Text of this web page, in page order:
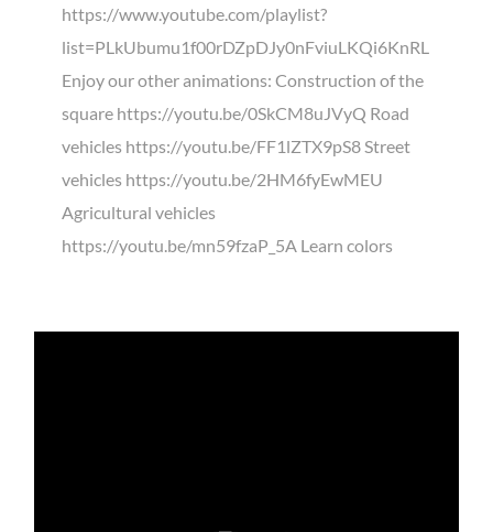
https://www.youtube.com/playlist?
list=PLkUbumu1f00rDZpDJy0nFviuLKQi6KnRL
Enjoy our other animations: Construction of the
square https://youtu.be/0SkCM8uJVyQ Road
vehicles https://youtu.be/FF1lZTX9pS8 Street
vehicles https://youtu.be/2HM6fyEwMEU
Agricultural vehicles
https://youtu.be/mn59fzaP_5A Learn colors